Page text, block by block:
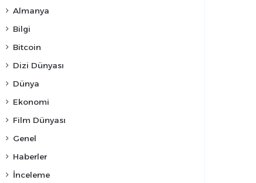
Almanya
Bilgi
Bitcoin
Dizi Dünyası
Dünya
Ekonomi
Film Dünyası
Genel
Haberler
İnceleme